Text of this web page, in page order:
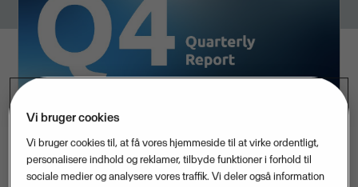
Vi bruger cookies
Vi bruger cookies til, at få vores hjemmeside til at virke ordentligt,
personalisere indhold og reklamer, tilbyde funktioner i forhold til
sociale medier og analysere vores traffik. Vi deler også information